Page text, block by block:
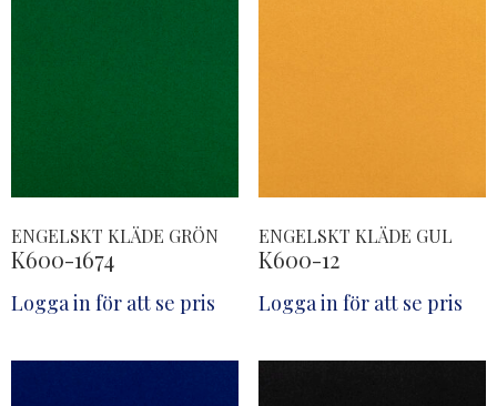
ENGELSKT KLÄDE GRÖN
K600-1674
Logga in för att se pris
ENGELSKT KLÄDE GUL
K600-12
Logga in för att se pris